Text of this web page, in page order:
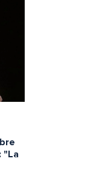
"La